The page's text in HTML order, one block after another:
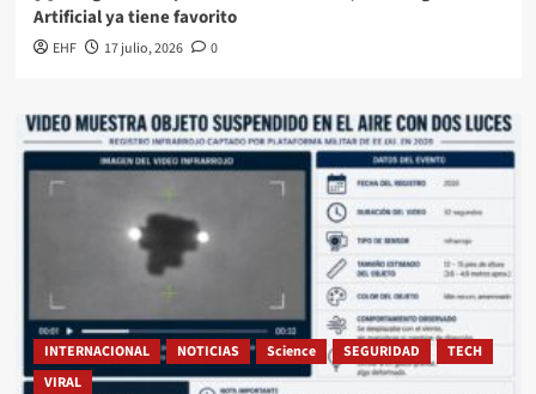
Artificial ya tiene favorito
EHF 17 julio, 2026 0
INTERNACIONAL NOTICIAS Science SEGURIDAD
TECH
VIRAL